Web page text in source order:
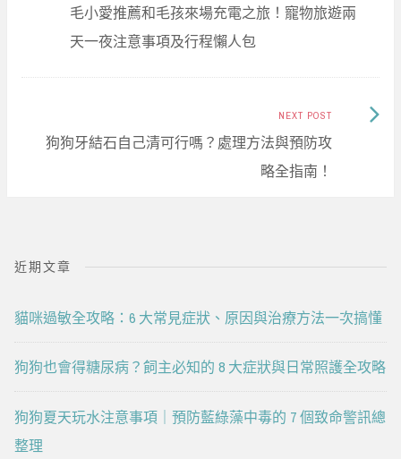
navigation
post:
毛小愛推薦和毛孩來場充電之旅！寵物旅遊兩
天一夜注意事項及行程懶人包
NEXT POST
狗狗牙結石自己清可行嗎？處理方法與預防攻
略全指南！
Next
近期文章
貓咪過敏全攻略：6 大常見症狀、原因與治療方法一次搞懂
狗狗也會得糖尿病？飼主必知的 8 大症狀與日常照護全攻略
狗狗夏天玩水注意事項｜預防藍綠藻中毒的 7 個致命警訊總
整理